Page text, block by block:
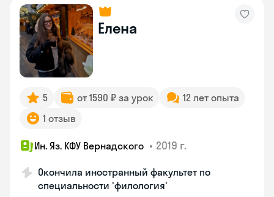
Елена
5 от 1590 ₽ за урок
12 лет опыта
1 отзыв
Ин. Яз. КФУ Вернадского • 2019 г.
Окончила иностранный факультет по
специальности 'филология'